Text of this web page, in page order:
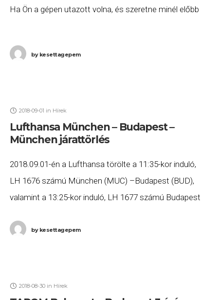
Ha Ön a gépen utazott volna, és szeretne minél előbb
bykesettagepem
2018-09-01 in Hírek
Lufthansa München – Budapest –
München járattörlés
2018.09.01-én a Lufthansa törölte a 11:35-kor induló,
LH 1676 számú München (MUC) –Budapest (BUD),
valamint a 13:25-kor induló, LH 1677 számú Budapest
bykesettagepem
2018-08-30 in Hírek